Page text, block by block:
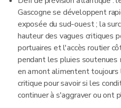
Gascogne se développent
exposée du sud-ouest ; la
hauteur des vagues critiques
portuaires et l'accès routier
pendant les pluies
en amont alimentent
critique pour savoir si les
continuer à s'aggraver ou ont